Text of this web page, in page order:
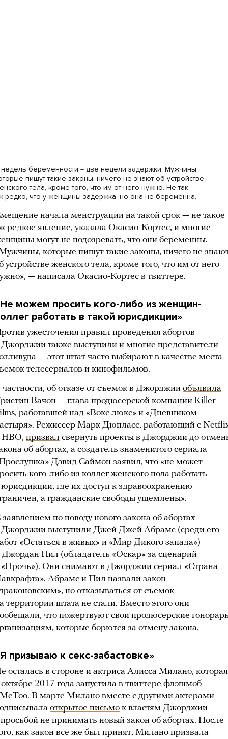
беременности = две недели задержки. Мужчины,
пишут такие законы, ничего не знают об устройстве
тела, кроме того, что им от него нужно. Не так
редко, что у женщины задержка, но она не беременна.
начала менструации на такой срок — не такое
редкое явление, указала Окасио-Кортес, и многие
могут не подозревать, что они беременны.
которые пишут такие законы, ничего не
устройстве женского тела, кроме того, что им от него
— написала Окасио-Кортес в твиттере.
можем просить кого-либо из женщин-
работать в такой юрисдикции»
ужесточения правил проведения абортов
Джорджии также выступили и многие представители
— этот штат часто выбирают в качестве места
телесериалов и кинофильмов.
об отказе от съемок в Джорджии объявила
Вачон — глава продюсерской компании Killer
работавшей над «Вокс люкс» и «Дневником
Режиссер Марк Дюпласс, работающий с
HBO, призвал свернуть проекты в Джорджии до
об абортах, а создатель знаменитого сериала
Дэвид Саймон заявил, что «не может
кого-либо из коллег женского пола работать
где их доступ к здравоохранению
а гражданские свободы ущемлены».
по поводу нового закона об абортах
Джорджии выступили Джей Джей Абрамс (среди его
«Остаться в живых» и «Мир Дикого запада»)
Джордан Пил (обладатель «Оскар» за сценарий
«Прочь»). Они снимают в Джорджии сериал «Страна
Абрамс и Пил назвали закон
но отказываться от съемок
территории штата не стали. Вместо этого они
что пожертвуют свои продюсерские
которые борются за отмену закона.
призываю к секс-забастовке»
осталась в стороне и актриса Алисса Милано, которая
2017 года запустила в твиттере флэшмоб
. В марте Милано вместе с другими актерами
открытое письмо к властям Джорджии
не принимать новый закон об абортах. После
как закон все же был принят, Милано призвала